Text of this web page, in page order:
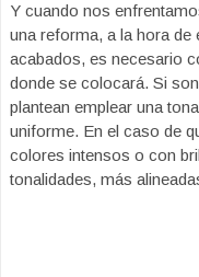
Y cuando nos
una reforma, a la hora
acabados, es necesario
donde se colocará. Si
plantean emplear una
uniforme. En el caso de
colores intensos o con
tonalidades, más